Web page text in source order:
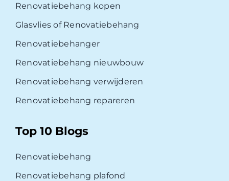
Renovatiebehang kopen
Glasvlies of Renovatiebehang
Renovatiebehanger
Renovatiebehang nieuwbouw
Renovatiebehang verwijderen
Renovatiebehang repareren
Top 10 Blogs
Renovatiebehang
Renovatiebehang plafond